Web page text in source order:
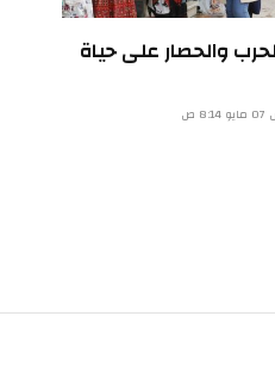
والحصار على حياة
ص